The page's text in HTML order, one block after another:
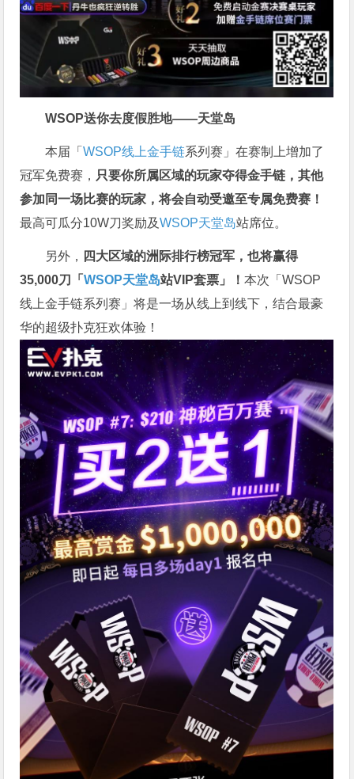
WSOP送你去度假胜地——天堂岛
本届「WSOP线上金手链系列赛」在赛制上增加了
冠军免费赛， 只要你所属区域的玩家夺得金手链，其他
参加同一场比赛的玩家，将会自动受邀至专属免费赛！
最高可瓜分10W刀奖励及WSOP天堂岛站席位。
另外， 四大区域的洲际排行榜冠军，也将赢得
35,000刀「WSOP天堂岛站VIP套票」！本次「WSOP
线上金手链系列赛」将是一场从线上到线下，结合最豪
华的超级扑克狂欢体验！